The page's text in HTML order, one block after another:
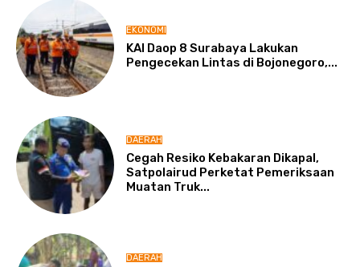
EKONOMI
KAI Daop 8 Surabaya Lakukan
Pengecekan Lintas di Bojonegoro,...
DAERAH
Cegah Resiko Kebakaran Dikapal,
Satpolairud Perketat Pemeriksaan
Muatan Truk...
DAERAH